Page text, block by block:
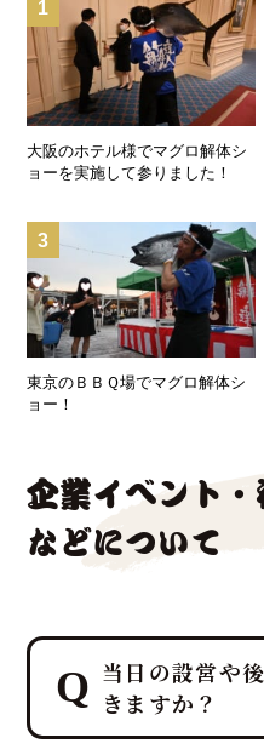
1
大阪のホテル様でマグロ解体シ
ョーを実施して参りました！
3
東京のＢＢＱ場でマグロ解体シ
ョー！
企業イベント
などについて
当日の設営や
きますか？